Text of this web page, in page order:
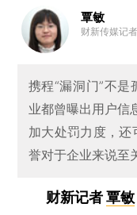
覃敏
财新传媒记
携程“漏洞门”不
业都曾曝出用户信
加大处罚力度，
誉对于企业来说至
财新记者覃敏